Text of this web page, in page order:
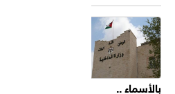
بالأسماء ..